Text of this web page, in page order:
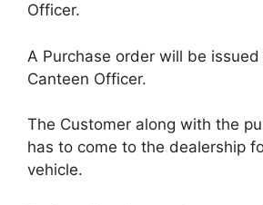
Officer.
A Purchase order will be
Canteen Officer.
The Customer along with the
has to come to the dealership
vehicle.